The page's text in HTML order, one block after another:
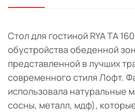
Стол для гостиной RYA TA
обустройства обеденной
представленной в лучших
современного стиля Лофт.
использовала натуральные
сосны, металл, мдф),